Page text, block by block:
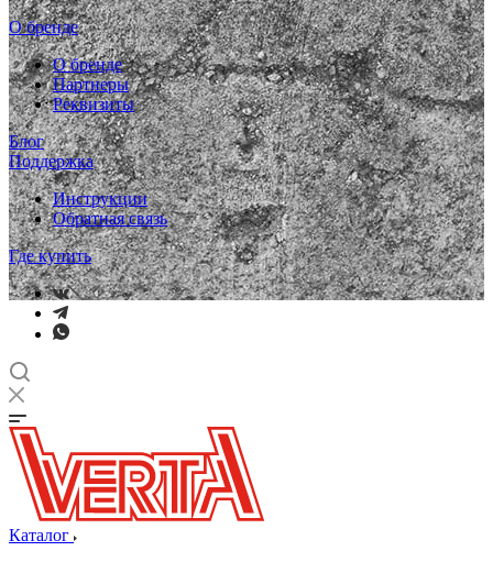
О бренде
О бренде
Партнеры
Реквизиты
Блог
Поддержка
Инструкции
Обратная связь
Где купить
Каталог